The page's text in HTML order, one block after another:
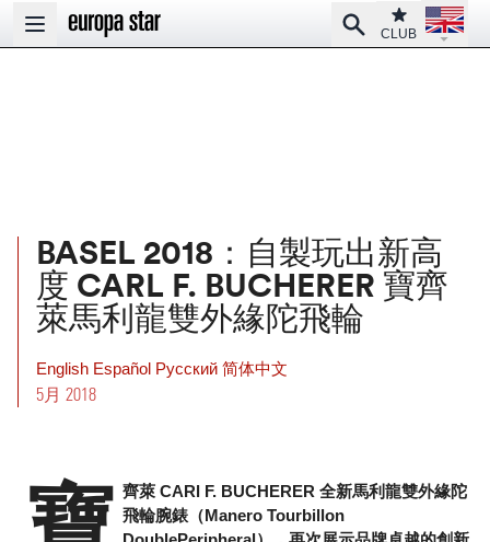
Open main menu
SearchClub
CLUB
Open
BASEL 2018：自製玩出新高
度 CARL F. BUCHERER 寶齊
萊馬利龍雙外緣陀飛輪
English Español Pусский 简体中文
5月 2018
齊萊 CARl F. BUCHERER 全新馬利龍雙外緣陀
飛輪腕錶（Manero Tourbillon